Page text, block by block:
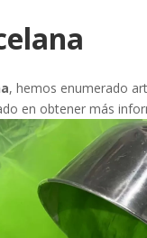
, hemos enumerado
en obtener más